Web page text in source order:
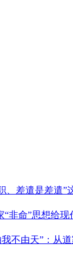
、差遣是差遣”
“非命”思想给现
我不由天”：从